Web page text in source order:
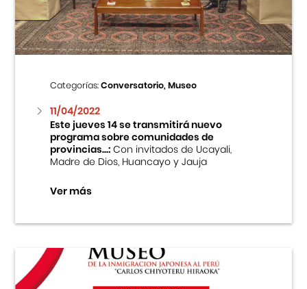
Categorías:Conversatorio, Museo
11/04/2022
Este jueves 14 se transmitirá nuevo
programa sobre comunidades de
provincias...:Con invitados de Ucayali,
Madre de Dios, Huancayo y Jauja
Ver más